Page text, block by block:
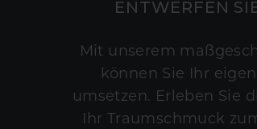
ENTWERFEN
Mit unserem
können Sie Ihr
umsetzen. Erleben Sie
Ihr Traumschmuck